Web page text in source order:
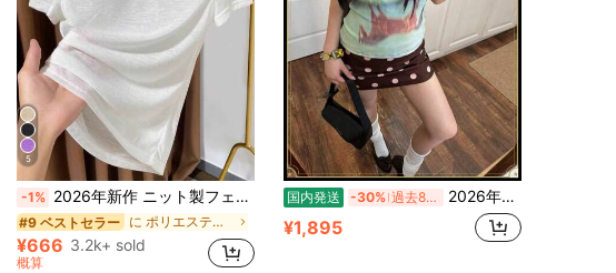
5
-1% 2026年新作 ニット製フェイスマスク付き半袖インナーシャツ、レディース夏用薄手ラウンドネック白Tシャツカジュアル
#9 ベストセラー に ポリエステル デイリーTシャツ
¥666 3.2k+ sold
概算
国内発送 -30% 過去8時間 2026年夏新作、レディーストップス、アメリカンスタイル、スパイシー、カラーブロック、スリムフィット、体型を美しく見せる、ラウンドネック、ストレートショルダー、ストリートスタイル、スイート＆クール、ニッチ、デザイナー、万能、春夏
¥1,895